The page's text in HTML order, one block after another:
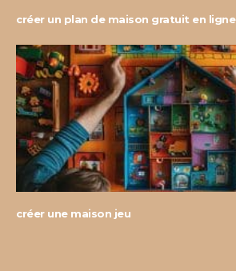
créer un plan de maison gratuit en ligne
créer une maison jeu